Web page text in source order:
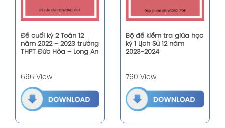
Đề cuối kỳ 2 Toán 12
năm 2022 – 2023 trường
THPT Đức Hòa – Long An
696 View
Bộ đề kiểm tra giữa học
kỳ 1 Lịch Sử 12 năm
2023-2024
760 View